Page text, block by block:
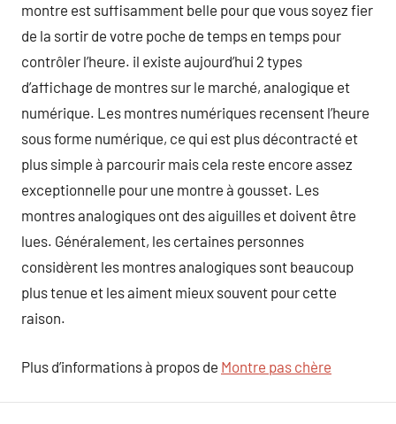
montre est suffisamment belle pour que vous soyez fier
de la sortir de votre poche de temps en temps pour
contrôler l’heure. il existe aujourd’hui 2 types
d’affichage de montres sur le marché, analogique et
numérique. Les montres numériques recensent l’heure
sous forme numérique, ce qui est plus décontracté et
plus simple à parcourir mais cela reste encore assez
exceptionnelle pour une montre à gousset. Les
montres analogiques ont des aiguilles et doivent être
lues. Généralement, les certaines personnes
considèrent les montres analogiques sont beaucoup
plus tenue et les aiment mieux souvent pour cette
raison.
Plus d’informations à propos de Montre pas chère